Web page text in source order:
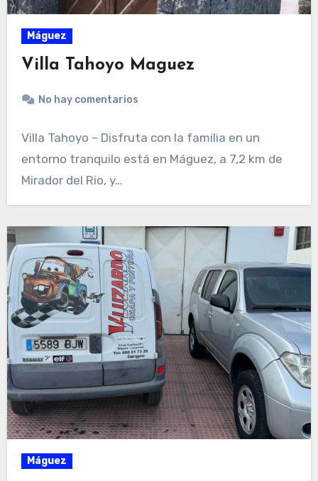
Máguez
Villa Tahoyo Maguez
No hay comentarios
Villa Tahoyo – Disfruta con la familia en un
entorno tranquilo está en Máguez, a 7,2 km de
Mirador del Rio, y…
Máguez